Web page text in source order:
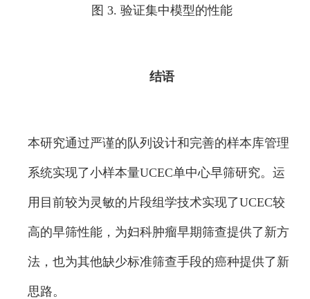
图 3. 验证集中模型的性能
结语
本研究通过严谨的队列设计和完善的样本库管理
系统实现了小样本量UCEC单中心早筛研究。运
用目前较为灵敏的片段组学技术实现了UCEC较
高的早筛性能，为妇科肿瘤早期筛查提供了新方
法，也为其他缺少标准筛查手段的癌种提供了新
思路。